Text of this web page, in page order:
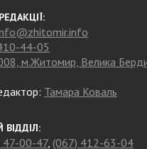
44-05
м.Житомир, Велика
Тамара Коваль
47-00-47, (067) 412-63-04